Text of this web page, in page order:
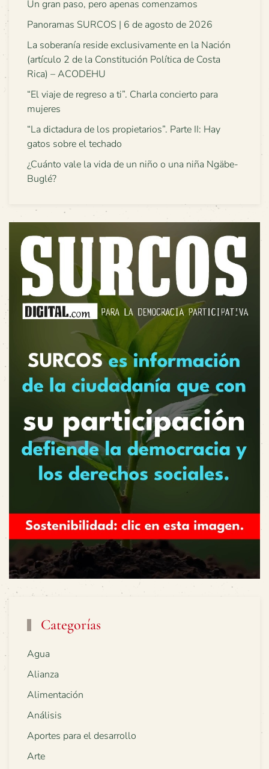
Un gran paso, pero apenas comenzamos
Panoramas SURCOS | 6 de agosto de 2026
La soberanía reside exclusivamente en la Nación
(artículo 2 de la Constitución Política de Costa
Rica) – ACODEHU
“El viaje de regreso a ti”. Charla concierto para
mujeres
“La dictadura de los propietarios”. Parte II: Hay
gatos sobre el techado
¿Cuánto vale la vida de un niño o una niña Ngäbe-
Buglé?
Categorías
Agua
Alianza
Alimentación
Análisis
Aportes para el desarrollo
Arte